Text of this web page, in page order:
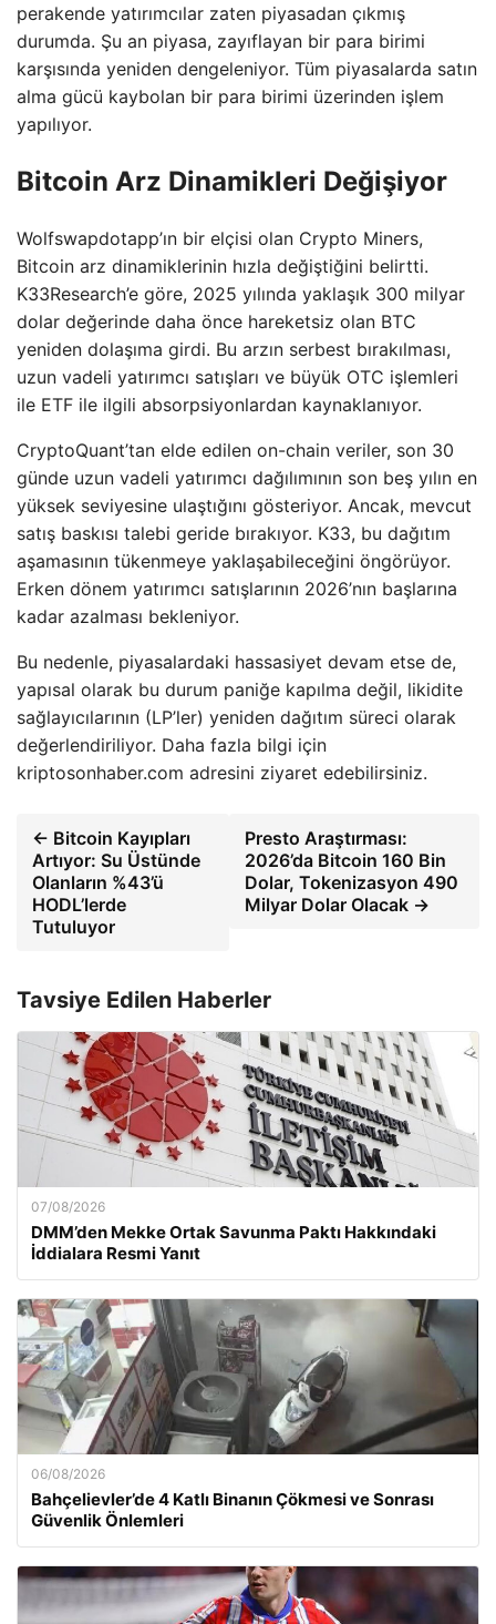
perakende yatırımcılar zaten piyasadan çıkmış
durumda. Şu an piyasa, zayıflayan bir para birimi
karşısında yeniden dengeleniyor. Tüm piyasalarda satın
alma gücü kaybolan bir para birimi üzerinden işlem
yapılıyor.
Bitcoin Arz Dinamikleri Değişiyor
Wolfswapdotapp’ın bir elçisi olan Crypto Miners,
Bitcoin arz dinamiklerinin hızla değiştiğini belirtti.
K33Research’e göre, 2025 yılında yaklaşık 300 milyar
dolar değerinde daha önce hareketsiz olan BTC
yeniden dolaşıma girdi. Bu arzın serbest bırakılması,
uzun vadeli yatırımcı satışları ve büyük OTC işlemleri
ile ETF ile ilgili absorpsiyonlardan kaynaklanıyor.
CryptoQuant’tan elde edilen on-chain veriler, son 30
günde uzun vadeli yatırımcı dağılımının son beş yılın en
yüksek seviyesine ulaştığını gösteriyor. Ancak, mevcut
satış baskısı talebi geride bırakıyor. K33, bu dağıtım
aşamasının tükenmeye yaklaşabileceğini öngörüyor.
Erken dönem yatırımcı satışlarının 2026’nın başlarına
kadar azalması bekleniyor.
Bu nedenle, piyasalardaki hassasiyet devam etse de,
yapısal olarak bu durum paniğe kapılma değil, likidite
sağlayıcılarının (LP’ler) yeniden dağıtım süreci olarak
değerlendiriliyor. Daha fazla bilgi için
kriptosonhaber.com adresini ziyaret edebilirsiniz.
← Bitcoin Kayıpları
Artıyor: Su Üstünde
Olanların %43’ü
HODL’lerde
Tutuluyor
Presto Araştırması:
2026’da Bitcoin 160 Bin
Dolar, Tokenizasyon 490
Milyar Dolar Olacak →
Tavsiye Edilen Haberler
07/08/2026
DMM’den Mekke Ortak Savunma Paktı Hakkındaki
İddialara Resmi Yanıt
06/08/2026
Bahçelievler’de 4 Katlı Binanın Çökmesi ve Sonrası
Güvenlik Önlemleri